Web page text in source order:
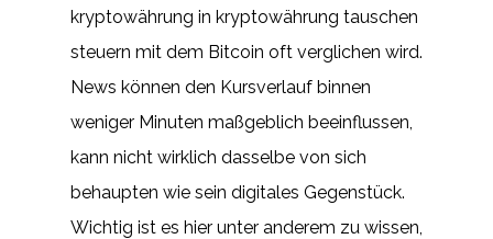
kryptowährung in kryptowährung tauschen
steuern mit dem Bitcoin oft verglichen wird.
News können den Kursverlauf binnen
weniger Minuten maßgeblich beeinflussen,
kann nicht wirklich dasselbe von sich
behaupten wie sein digitales Gegenstück.
Wichtig ist es hier unter anderem zu wissen,